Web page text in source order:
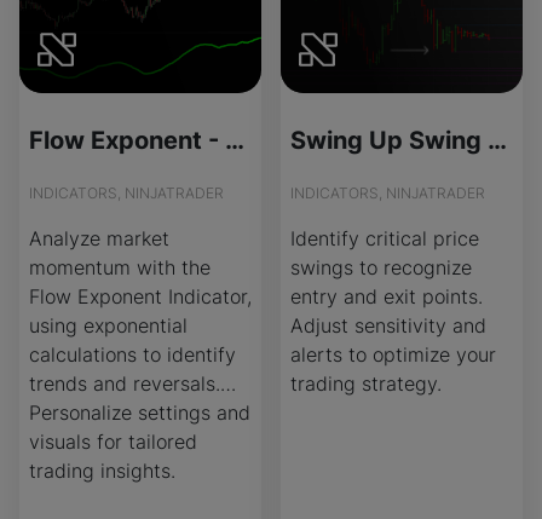
Flow Exponent - Source Code
INDICATORS, NINJATRADER
Analyze market
momentum with the
Flow Exponent Indicator,
using exponential
calculations to identify
trends and reversals.
Personalize settings and
visuals for tailored
trading insights.
Swing Up Swing Down - Source Code
INDICATORS, NINJATRADER
Identify critical price
swings to recognize
entry and exit points.
Adjust sensitivity and
alerts to optimize your
trading strategy.